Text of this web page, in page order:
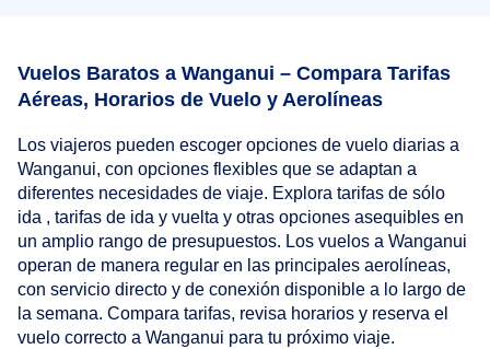
Vuelos Baratos a Wanganui – Compara Tarifas
Aéreas, Horarios de Vuelo y Aerolíneas
Los viajeros pueden escoger opciones de vuelo diarias a
Wanganui, con opciones flexibles que se adaptan a
diferentes necesidades de viaje. Explora tarifas de sólo
ida , tarifas de ida y vuelta y otras opciones asequibles en
un amplio rango de presupuestos. Los vuelos a Wanganui
operan de manera regular en las principales aerolíneas,
con servicio directo y de conexión disponible a lo largo de
la semana. Compara tarifas, revisa horarios y reserva el
vuelo correcto a Wanganui para tu próximo viaje.